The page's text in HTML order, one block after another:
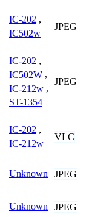
IC-202 ,
IC502w
JPEG
IC-202 ,
IC502W ,
IC-212w ,
ST-1354
JPEG
IC-202 ,
IC-212w
VLC
Unknown JPEG
Unknown JPEG